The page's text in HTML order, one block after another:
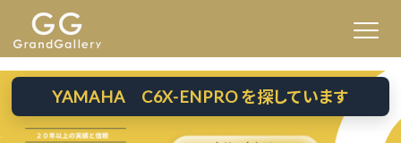
YAMAHA C6X-ENPRO を探しています